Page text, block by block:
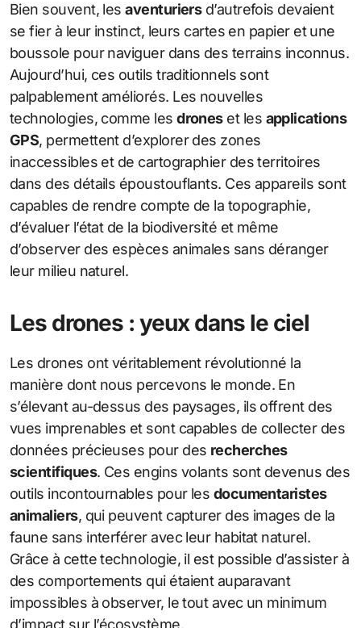
Bien souvent, lesaventuriersd’autrefois devaient
se fier à leur instinct, leurs cartes en papier et une
boussole pour naviguer dans des terrains inconnus.
Aujourd’hui, ces outils traditionnels sont
palpablement améliorés. Les nouvelles
technologies, comme lesdroneset les applications
GPS, permettent d’explorer des zones
inaccessibles et de cartographier des territoires
dans des détails époustouflants. Ces appareils sont
capables de rendre compte de la topographie,
d’évaluer l’état de la biodiversité et même
d’observer des espèces animales sans déranger
leur milieu naturel.
Les drones : yeux dans le ciel
Les drones ont véritablement révolutionné la
manière dont nous percevons le monde. En
s’élevant au-dessus des paysages, ils offrent des
vues imprenables et sont capables de collecter des
données précieuses pour des recherches
scientifiques. Ces engins volants sont devenus des
outils incontournables pour les documentaristes
animaliers, qui peuvent capturer des images de la
faune sans interférer avec leur habitat naturel.
Grâce à cette technologie, il est possible d’assister à
des comportements qui étaient auparavant
impossibles à observer, le tout avec un minimum